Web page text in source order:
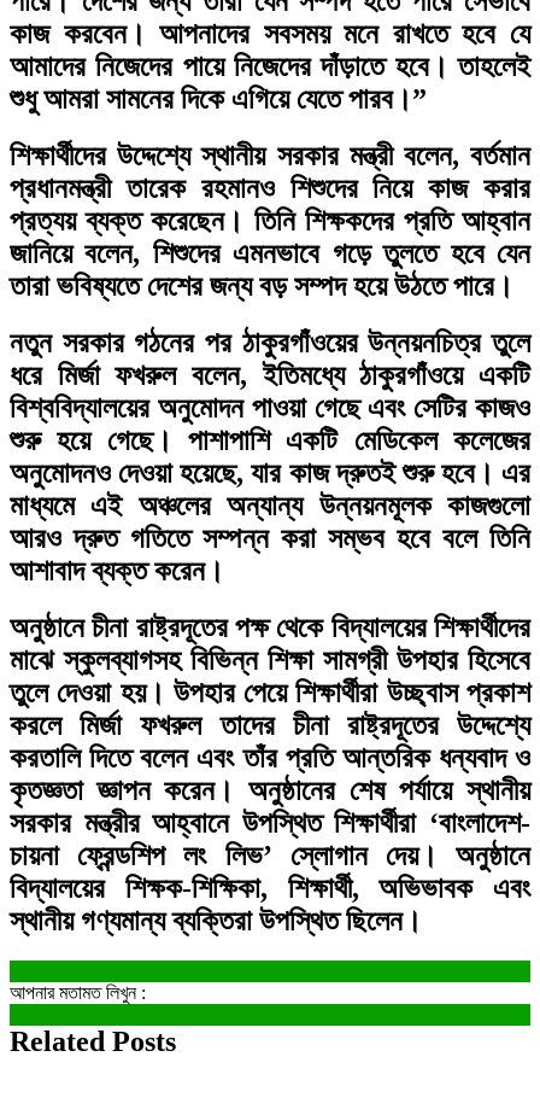
কাজ করবেন। আপনাদের সবসময় মনে রাখতে হবে যে
আমাদের নিজেদের পায়ে নিজেদের দাঁড়াতে হবে। তাহলেই
শুধু আমরা সামনের দিকে এগিয়ে যেতে পারব।”
শিক্ষার্থীদের উদ্দেশ্যে স্থানীয় সরকার মন্ত্রী বলেন, বর্তমান
প্রধানমন্ত্রী তারেক রহমানও শিশুদের নিয়ে কাজ করার
প্রত্যয় ব্যক্ত করেছেন। তিনি শিক্ষকদের প্রতি আহ্বান
জানিয়ে বলেন, শিশুদের এমনভাবে গড়ে তুলতে হবে যেন
তারা ভবিষ্যতে দেশের জন্য বড় সম্পদ হয়ে উঠতে পারে।
নতুন সরকার গঠনের পর ঠাকুরগাঁওয়ের উন্নয়নচিত্র তুলে
ধরে মির্জা ফখরুল বলেন, ইতিমধ্যে ঠাকুরগাঁওয়ে একটি
বিশ্ববিদ্যালয়ের অনুমোদন পাওয়া গেছে এবং সেটির কাজও
শুরু হয়ে গেছে। পাশাপাশি একটি মেডিকেল কলেজের
অনুমোদনও দেওয়া হয়েছে, যার কাজ দ্রুতই শুরু হবে। এর
মাধ্যমে এই অঞ্চলের অন্যান্য উন্নয়নমূলক কাজগুলো
আরও দ্রুত গতিতে সম্পন্ন করা সম্ভব হবে বলে তিনি
আশাবাদ ব্যক্ত করেন।
অনুষ্ঠানে চীনা রাষ্ট্রদূতের পক্ষ থেকে বিদ্যালয়ের শিক্ষার্থীদের
মাঝে স্কুলব্যাগসহ বিভিন্ন শিক্ষা সামগ্রী উপহার হিসেবে
তুলে দেওয়া হয়। উপহার পেয়ে শিক্ষার্থীরা উচ্ছ্বাস প্রকাশ
করলে মির্জা ফখরুল তাদের চীনা রাষ্ট্রদূতের উদ্দেশ্যে
করতালি দিতে বলেন এবং তাঁর প্রতি আন্তরিক ধন্যবাদ ও
কৃতজ্ঞতা জ্ঞাপন করেন। অনুষ্ঠানের শেষ পর্যায়ে স্থানীয়
সরকার মন্ত্রীর আহ্বানে উপস্থিত শিক্ষার্থীরা ‘বাংলাদেশ-
চায়না ফ্রেন্ডশিপ লং লিভ’ স্লোগান দেয়। অনুষ্ঠানে
বিদ্যালয়ের শিক্ষক-শিক্ষিকা, শিক্ষার্থী, অভিভাবক এবং
স্থানীয় গণ্যমান্য ব্যক্তিরা উপস্থিত ছিলেন।
আপনার মতামত লিখুন :
Related Posts